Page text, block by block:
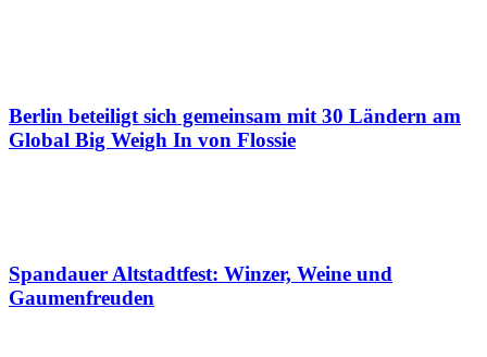
Berlin beteiligt sich gemeinsam mit 30 Ländern am
Global Big Weigh In von Flossie
Spandauer Altstadtfest: Winzer, Weine und
Gaumenfreuden